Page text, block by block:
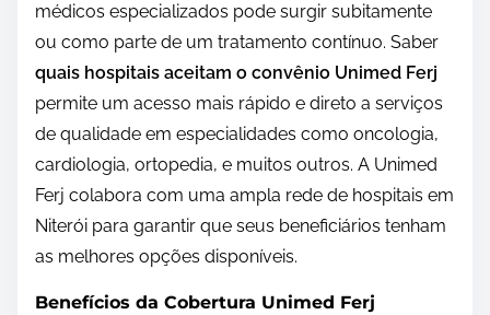
médicos especializados pode surgir subitamente
ou como parte de um tratamento contínuo. Saber
quais hospitais aceitam o convênio Unimed Ferj
permite um acesso mais rápido e direto a serviços
de qualidade em especialidades como oncologia,
cardiologia, ortopedia, e muitos outros. A Unimed
Ferj colabora com uma ampla rede de hospitais em
Niterói para garantir que seus beneficiários tenham
as melhores opções disponíveis.
Benefícios da Cobertura Unimed Ferj